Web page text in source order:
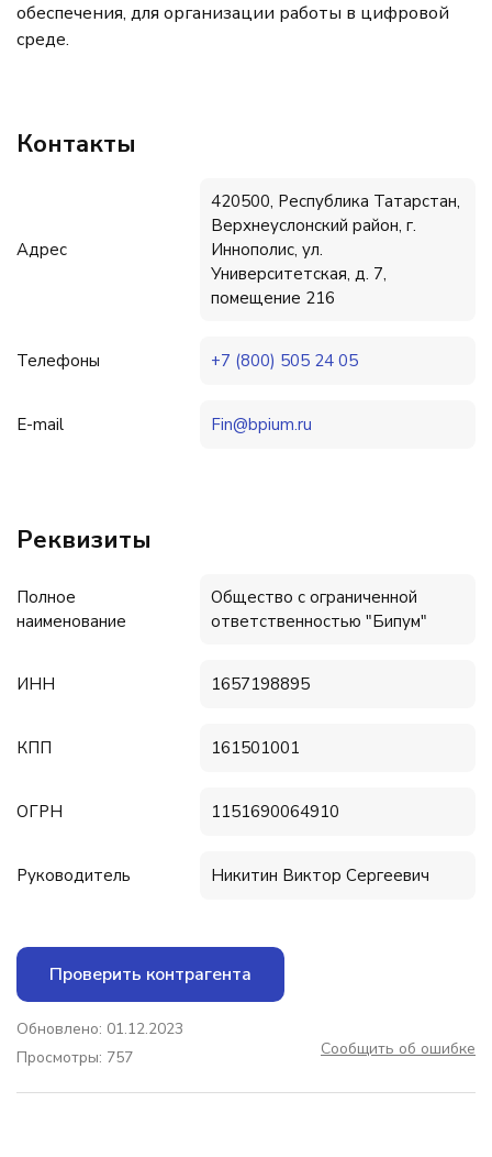
обеспечения, для организации работы в цифровой
среде.
Контакты
Адрес
420500, Республика Татарстан,
Верхнеуслонский район, г.
Иннополис, ул.
Университетская, д. 7,
помещение 216
Телефоны +7 (800) 505 24 05
E-mail Fin@bpium.ru
Реквизиты
Полное
наименование
Общество с ограниченной
ответственностью "Бипум"
ИНН 1657198895
КПП 161501001
ОГРН 1151690064910
Руководитель Никитин Виктор Сергеевич
Проверить контрагента
Обновлено: 01.12.2023
Просмотры: 757
Сообщить об ошибке